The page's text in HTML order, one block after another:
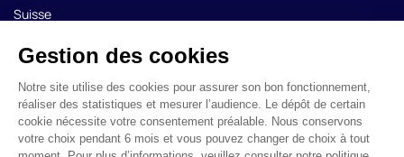
Suisse
LinkedInInstagramYoutube